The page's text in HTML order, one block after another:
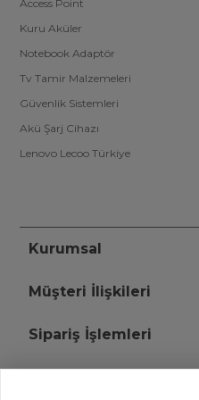
Access Point
Kuru Aküler
Notebook Adaptör
Tv Tamir Malzemeleri
Güvenlik Sistemleri
Akü Şarj Cihazı
Lenovo Lecoo Türkiye
Kurumsal
Müşteri İlişkileri
Sipariş İşlemleri